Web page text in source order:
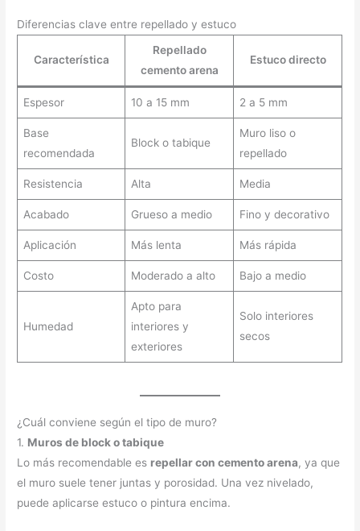
Diferencias clave entre repellado y estuco
Característica
Repellado
cemento arena
Estuco directo
Espesor 10 a 15 mm 2 a 5 mm
Base
recomendada
Block o tabique
Muro liso o
repellado
Resistencia Alta Media
Acabado Grueso a medio Fino y decorativo
Aplicación Más lenta Más rápida
Costo Moderado a alto Bajo a medio
Humedad
Apto para
interiores y
exteriores
Solo interiores
secos
¿Cuál conviene según el tipo de muro?
1. Muros de block o tabique
Lo más recomendable es repellar con cemento arena, ya que
el muro suele tener juntas y porosidad. Una vez nivelado,
puede aplicarse estuco o pintura encima.